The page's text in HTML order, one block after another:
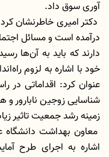
آوری سوق داد.
دکتر امیری خاطرنشان
درآمده است و مسائل
دارند که باید به آن‌ها
خود با اشاره به لزوم
عنوان کرد: اقداماتی در
شناسایی زوجین نابارور
زمینه رشد جمعیت تاثیر
معاون بهداشت دانشگاه
اشاره به اجرای طرح